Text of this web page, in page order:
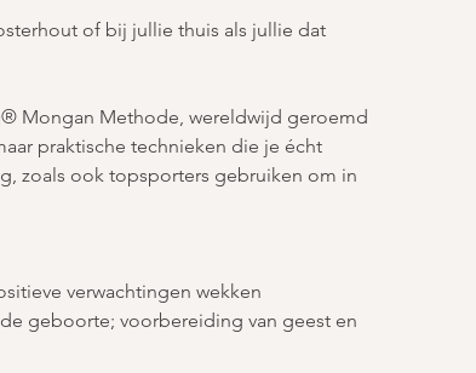
of bij jullie thuis als jullie dat
Mongan Methode, wereldwijd geroemd
praktische technieken die je écht
zoals ook topsporters gebruiken om in
verwachtingen wekken
geboorte; voorbereiding van geest en